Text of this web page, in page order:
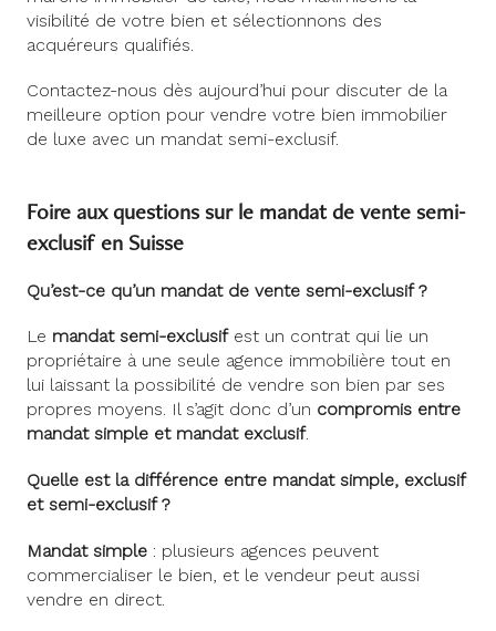
visibilité de votre bien et sélectionnons des
acquéreurs qualifiés.
Contactez-nous dès aujourd’hui pour discuter de la
meilleure option pour vendre votre bien immobilier
de luxe avec un mandat semi-exclusif.
Foire aux questions sur le mandat de vente semi-
exclusif en Suisse
Qu’est-ce qu’un mandat de vente semi-exclusif ?
Le mandat semi-exclusifest un contrat qui lie un
propriétaire à une seule agence immobilière tout en
lui laissant la possibilité de vendre son bien par ses
propres moyens. Il s’agit donc d’un compromis entre
mandat simple et mandat exclusif.
Quelle est la différence entre mandat simple, exclusif
et semi-exclusif ?
Mandat simple : plusieurs agences peuvent
commercialiser le bien, et le vendeur peut aussi
vendre en direct.